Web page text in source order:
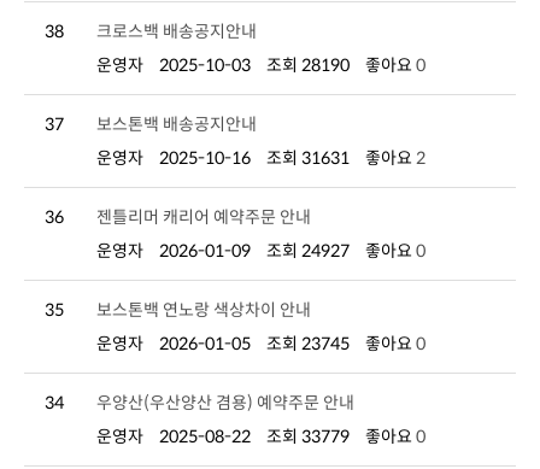
38
크로스백 배송공지안내
운영자
2025-10-03 조회 28190 좋아요 0
37
보스톤백 배송공지안내
운영자
2025-10-16 조회 31631 좋아요 2
36
젠틀리머 캐리어 예약주문 안내
운영자
2026-01-09 조회 24927 좋아요 0
35
보스톤백 연노랑 색상차이 안내
운영자
2026-01-05 조회 23745 좋아요 0
34
우양산(우산양산 겸용) 예약주문 안내
운영자
2025-08-22 조회 33779 좋아요 0